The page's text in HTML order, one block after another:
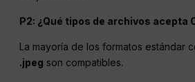
P2: ¿Qué tipos de archivos acepta
La mayoría de los formatos estándar
.jpeg son compatibles.